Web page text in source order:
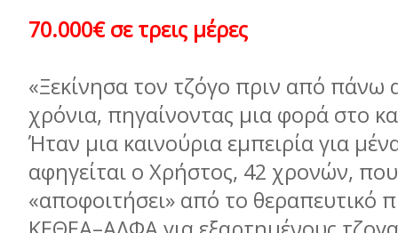
70.000€ σε τρεις µέρες
«Ξεκίνησα τον τζόγο πριν από πάνω
χρόνια, πηγαίνοντας µια φορά στο
Ήταν µια καινούρια εµπειρία για
αφηγείται ο Χρήστος, 42 χρονών, που
«αποφοιτήσει» από το θεραπευτικό